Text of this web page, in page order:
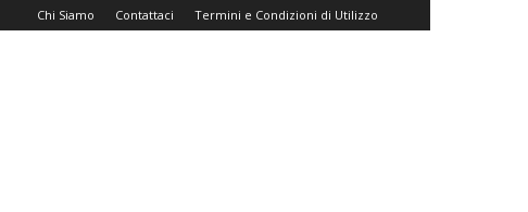
Chi Siamo Contattaci Termini e Condizioni di Utilizzo